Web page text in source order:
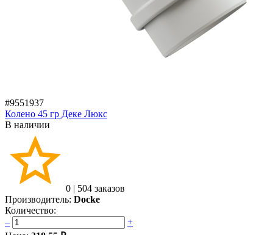
#9551937
Колено 45 гр Деке Люкс
В наличии
0 | 504 заказов
Производитель: Docke
Количество:
–
+